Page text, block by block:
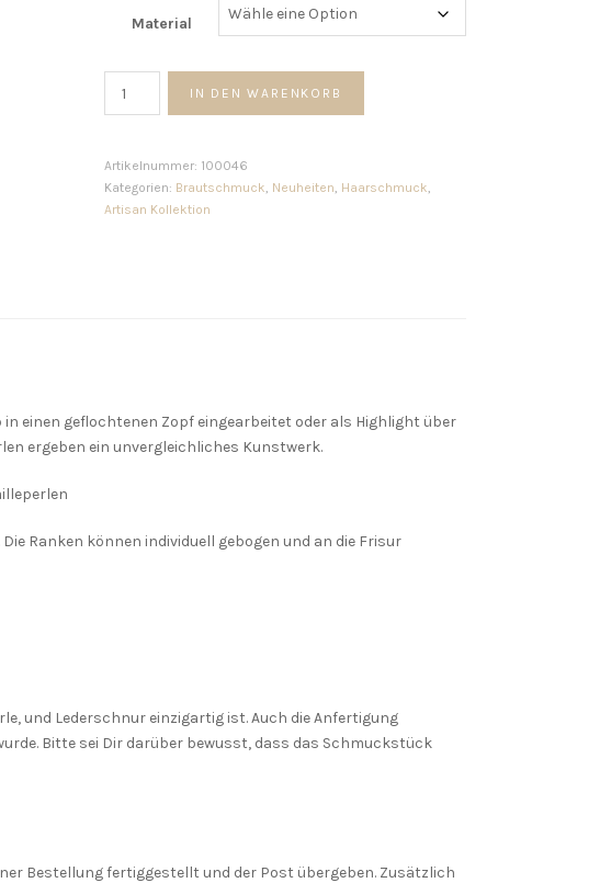
Material
Menge
IN DEN WARENKORB
Artikelnummer: 100046
Kategorien: Brautschmuck, Neuheiten, Haarschmuck,
Artisan Kollektion
einen geflochtenen Zopf eingearbeitet oder als Highlight über
ergeben ein unvergleichliches Kunstwerk.
Ranken können individuell gebogen und an die Frisur
und Lederschnur einzigartig ist. Auch die Anfertigung
Bitte sei Dir darüber bewusst, dass das Schmuckstück
Bestellung fertiggestellt und der Post übergeben. Zusätzlich